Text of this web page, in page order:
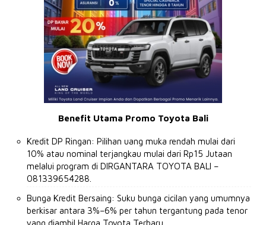
Benefit Utama Promo Toyota Bali
Kredit DP Ringan: Pilihan uang muka rendah mulai dari
10% atau nominal terjangkau mulai dari Rp15 Jutaan
melalui program di DIRGANTARA TOYOTA BALI –
081339654288.
Bunga Kredit Bersaing: Suku bunga cicilan yang umumnya
berkisar antara 3%–6% per tahun tergantung pada tenor
yang diambil Harga Toyota Terbaru .